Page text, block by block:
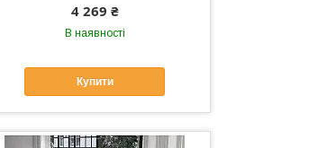
4 269 ₴
В наявності
Купити